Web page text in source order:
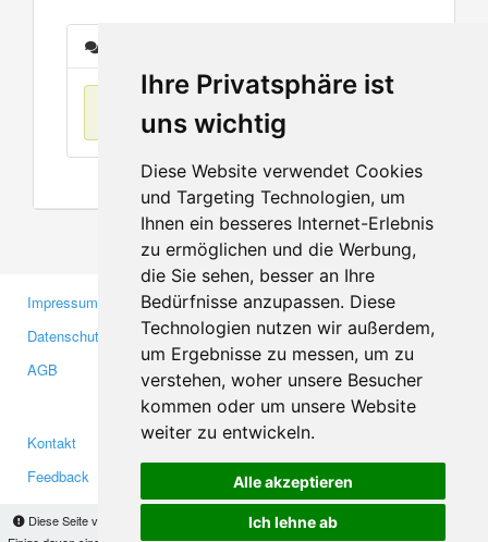
Ihre Privatsphäre ist
uns wichtig
Diese Website verwendet Cookies
und Targeting Technologien, um
Ihnen ein besseres Internet-Erlebnis
zu ermöglichen und die Werbung,
die Sie sehen, besser an Ihre
Bedürfnisse anzupassen. Diese
Technologien nutzen wir außerdem,
um Ergebnisse zu messen, um zu
verstehen, woher unsere Besucher
kommen oder um unsere Website
weiter zu entwickeln.
Alle akzeptieren
Ich lehne ab
Diese Seite verwendet Cookies, um Informationen auf Ihrem Computer zu speichern.
Keine Einträge
Impressum
Datenschutzerklärung
AGB
Gewerbetreibende
Investoren
Medien
Kontakt
Feedback
Facebook
Twitter
YouTube